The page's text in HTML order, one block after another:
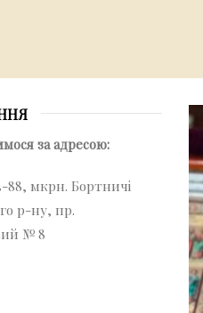
за адресою:
88, мкрн. Бортничі
р-ну, пр.
№ 8